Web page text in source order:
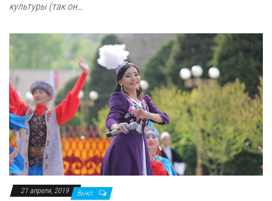
культуры (так он…
21 апреля, 2019 Выкл.